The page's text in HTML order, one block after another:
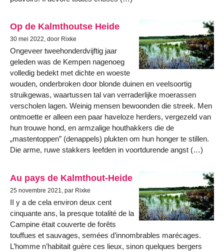
Op de Kalmthoutse Heide
30 mei 2022, door Rixke
Ongeveer tweehonderdvijftig jaar
geleden was de Kempen nagenoeg
volledig bedekt met dichte en woeste
wouden, onderbroken door blonde duinen en veelsoortig
struikgewas, waartussen tal van verraderlijke moerassen
verscholen lagen. Weinig mensen bewoonden die streek. Men
ontmoette er alleen een paar haveloze herders, vergezeld van
hun trouwe hond, en armzalige houthakkers die de
„mastentoppen” (denappels) plukten om hun honger te stillen.
Die arme, ruwe stakkers leefden in voortdurende angst (…)
Au pays de Kalmthout-Heide
25 novembre 2021, par Rixke
II y a de cela environ deux cent
cinquante ans, la presque totalité de la
Campine était couverte de forêts
touffues et sauvages, semées d’innombrables marécages.
L’homme n’habitait guère ces lieux, sinon quelques bergers